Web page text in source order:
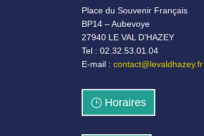
Place du Souvenir Français
BP14 – Aubevoye
27940 LE VAL D’HAZEY
Tel : 02.32.53.01.04
E-mail :contact@levaldhazey.fr
Horaires